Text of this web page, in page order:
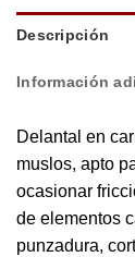
Descripción
Información
Delantal en
muslos, apto
ocasionar
de elementos
punzadura,